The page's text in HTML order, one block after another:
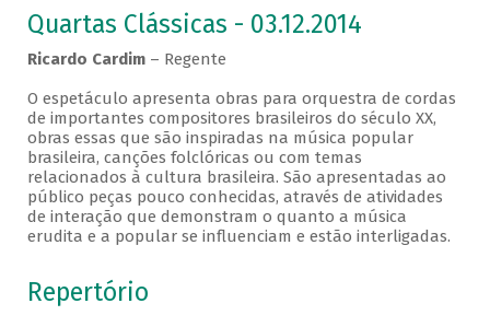
Quartas Clássicas - 03.12.2014
Ricardo Cardim – Regente
O espetáculo apresenta obras para orquestra de cordas
de importantes compositores brasileiros do século XX,
obras essas que são inspiradas na música popular
brasileira, canções folclóricas ou com temas
relacionados à cultura brasileira. São apresentadas ao
público peças pouco conhecidas, através de atividades
de interação que demonstram o quanto a música
erudita e a popular se influenciam e estão interligadas.
Repertório